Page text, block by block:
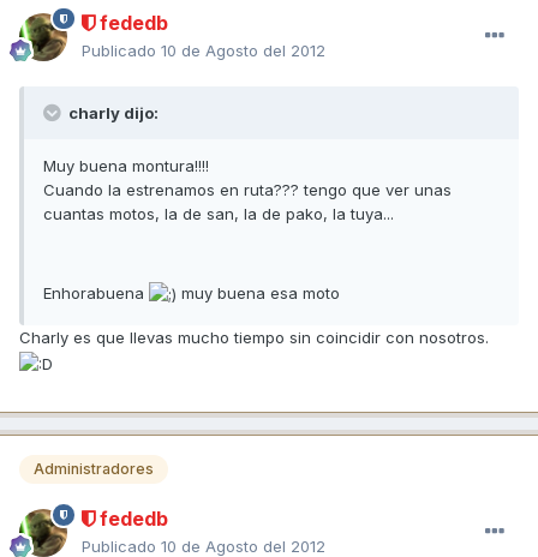
fededb
Publicado 10 de Agosto del 2012
charly dijo:
Muy buena montura!!!!
Cuando la estrenamos en ruta??? tengo que ver unas
cuantas motos, la de san, la de pako, la tuya...
Enhorabuena muy buena esa moto
Charly es que llevas mucho tiempo sin coincidir con nosotros.
Administradores
fededb
Publicado 10 de Agosto del 2012